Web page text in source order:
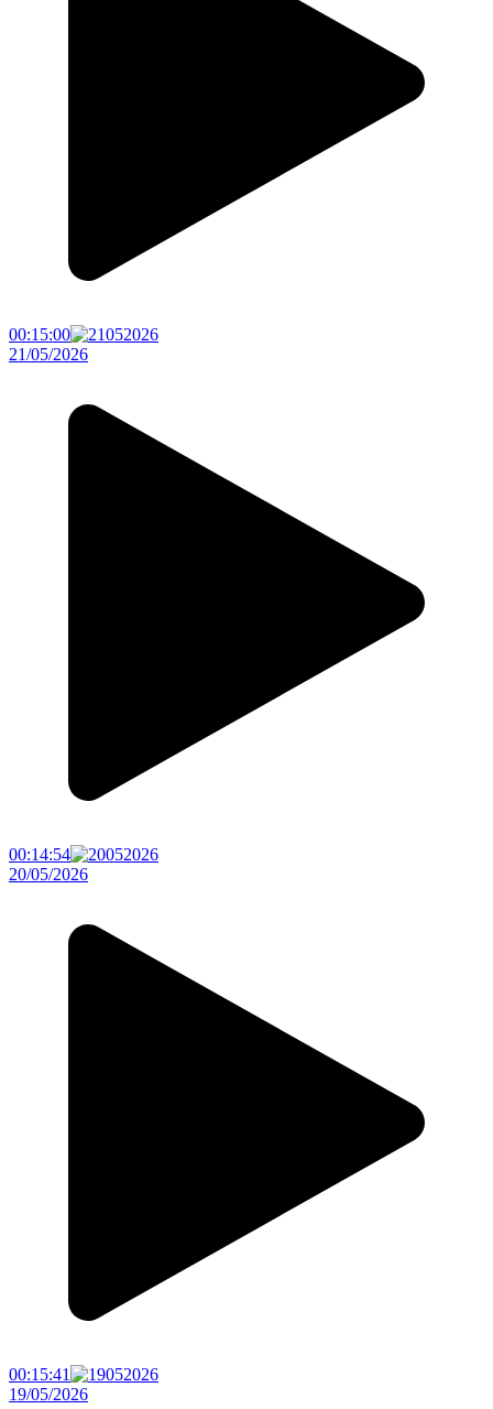
00:15:00
21/05/2026
00:14:54
20/05/2026
00:15:41
19/05/2026